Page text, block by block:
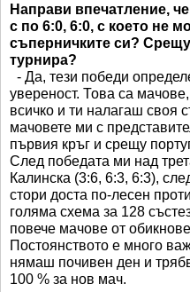
Направи впечатление,
с по 6:0, 6:0, с което не
съперничките си?
турнира?
- Да, тези победи
увереност. Това са
всичко и ти налагаш своя
мачовете ми с
първия кръг и срещу
След победата ми над
Калинска (3:6, 6:3, 6:3),
стори доста по-лесен
голяма схема за 128
повече мачове от
Постоянството е много
нямаш почивен ден и
100 % за нов мач.